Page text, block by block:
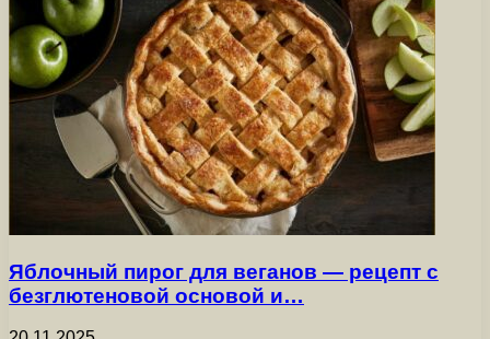
Яблочный пирог для веганов — рецепт с
безглютеновой основой и…